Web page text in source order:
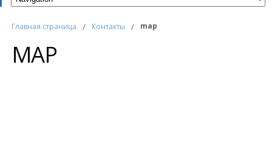
Главная страница / Контакты / map
MAP